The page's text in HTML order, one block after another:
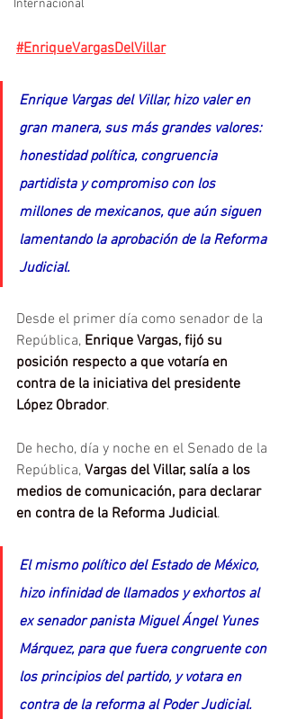
Internacional
#EnriqueVargasDelVillar
Enrique Vargas del Villar, hizo valer en
gran manera, sus más grandes valores:
honestidad política, congruencia
partidista y compromiso con los
millones de mexicanos, que aún siguen
lamentando la aprobación de la Reforma
Judicial.
Desde el primer día como senador de la
República, Enrique Vargas, fijó su
posición respecto a que votaría en
contra de la iniciativa del presidente
López Obrador.
De hecho, día y noche en el Senado de la
República, Vargas del Villar, salía a los
medios de comunicación, para declarar
en contra de la Reforma Judicial.
El mismo político del Estado de México,
hizo infinidad de llamados y exhortos al
ex senador panista Miguel Ángel Yunes
Márquez, para que fuera congruente con
los principios del partido, y votara en
contra de la reforma al Poder Judicial.